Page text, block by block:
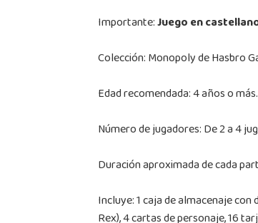
Importante:Juego en
Colección: Monopoly de Hasbro
Edad recomendada: 4 años o más.
Número de jugadores: De 2 a 4
Duración aproximada de cada
Incluye: 1 caja de almacenaje